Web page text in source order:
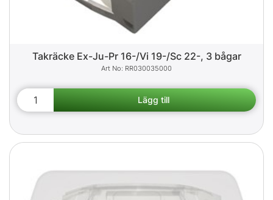
Takräcke Ex-Ju-Pr 16-/Vi 19-/Sc 22-, 3 bågar
RR030035000